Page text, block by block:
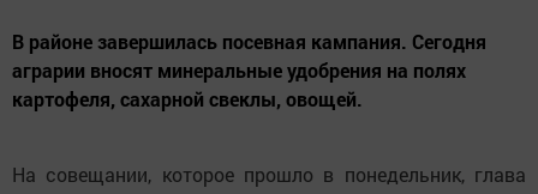
В районе завершилась посевная кампания. Сегодня
аграрии вносят минеральные удобрения на полях
картофеля, сахарной свеклы, овощей.
На совещании, которое прошло в понедельник, глава